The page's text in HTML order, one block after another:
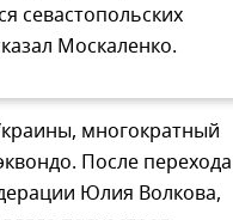
севастопольских
Москаленко.
многократный
После перехода
Юлия Волкова,